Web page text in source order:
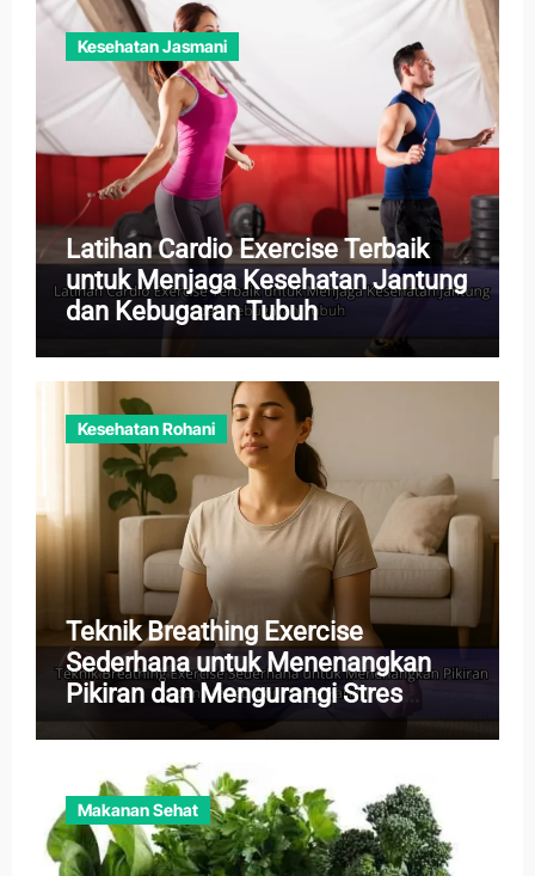
Kesehatan Jasmani
Latihan Cardio Exercise Terbaik
untuk Menjaga Kesehatan Jantung
dan Kebugaran Tubuh
Kesehatan Rohani
Teknik Breathing Exercise
Sederhana untuk Menenangkan
Pikiran dan Mengurangi Stres
Harian
Makanan Sehat